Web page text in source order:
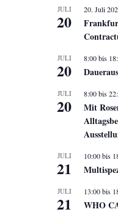
JULI
20
20. Juli
JULI
20
8:00bis
JULI
20
8:00bis
Mit
JULI
21
10:00bis
JULI
21
13:00bis
WHO